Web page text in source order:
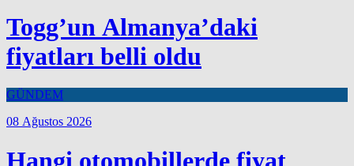
Togg’un Almanya’daki
fiyatları belli oldu
GÜNDEM
08 Ağustos 2026